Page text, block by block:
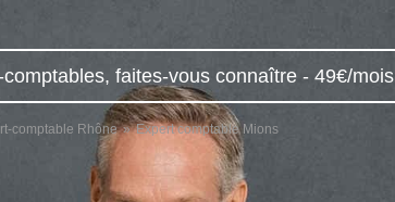
comptables, faites-vous connaître - 49€/mois
comptable Rhône Expert comptable Mions